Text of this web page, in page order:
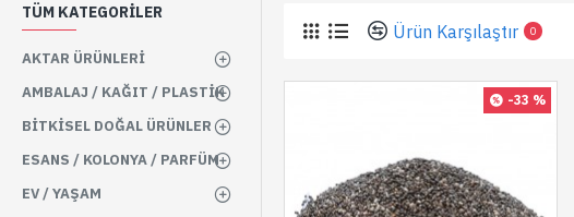
TÜM KATEGORILER
AKTAR ÜRÜNLERI
AMBALAJ / KAĞIT / PLASTIK
BITKISEL DOĞAL ÜRÜNLER
ESANS / KOLONYA / PARFÜM
EV / YAŞAM
Ürün Karşılaştır 0
-33 %